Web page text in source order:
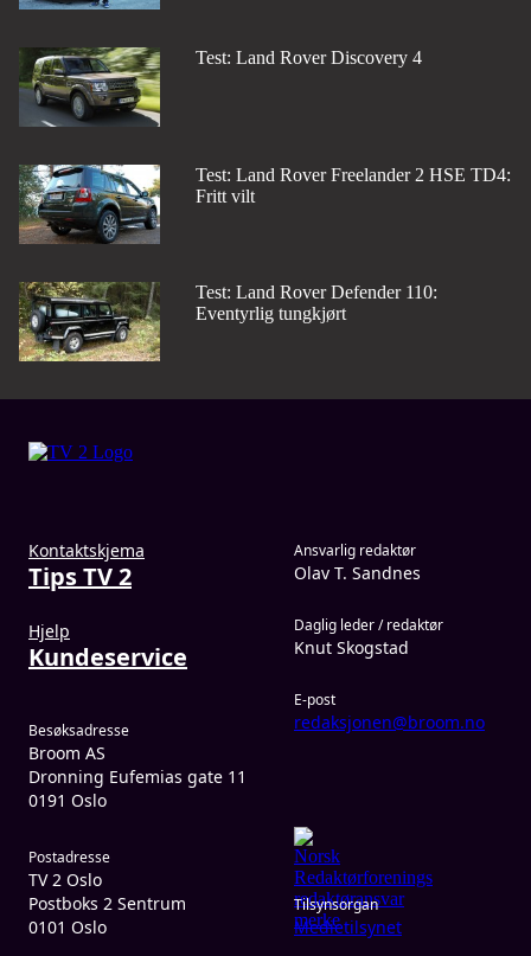
Test: Land Rover Discovery 4
Test: Land Rover Freelander 2 HSE TD4:
Fritt vilt
Test: Land Rover Defender 110:
Eventyrlig tungkjørt
Kontaktskjema
Tips TV 2
Hjelp
Kundeservice
Ansvarlig redaktør
Olav T. Sandnes
Daglig leder / redaktør
Knut Skogstad
E-post
redaksjonen@broom.no
Besøksadresse
Broom AS
Dronning Eufemias gate 11
0191 Oslo
Tilsynsorgan
Medietilsynet
Postadresse
TV 2 Oslo
Postboks 2 Sentrum
0101 Oslo